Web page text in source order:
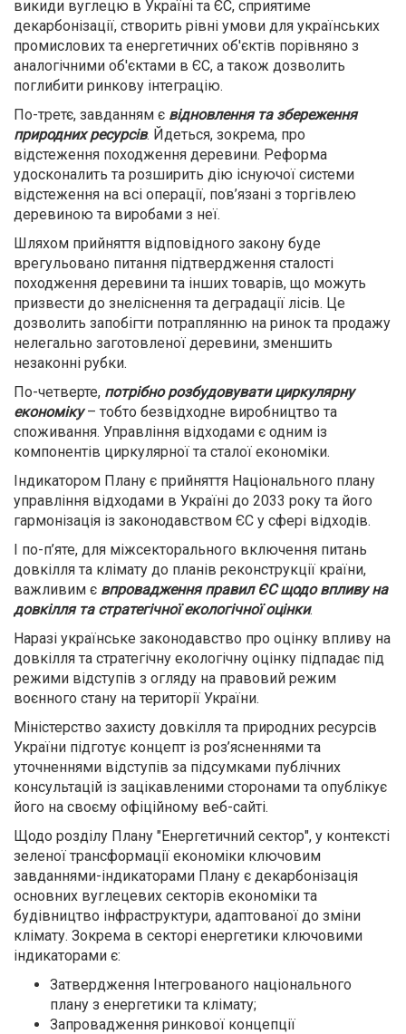
викиди вуглецю в Україні та ЄС, сприятиме
декарбонізації, створить рівні умови для українських
промислових та енергетичних об'єктів порівняно з
аналогічними об'єктами в ЄС, а також дозволить
поглибити ринкову інтеграцію.
По-третє, завданням є відновлення та збереження
природних ресурсів. Йдеться, зокрема, про
відстеження походження деревини. Реформа
удосконалить та розширить дію існуючої системи
відстеження на всі операції, пов’язані з торгівлею
деревиною та виробами з неї.
Шляхом прийняття відповідного закону буде
врегульовано питання підтвердження сталості
походження деревини та інших товарів, що можуть
призвести до знеліснення та деградації лісів. Це
дозволить запобігти потраплянню на ринок та продажу
нелегально заготовленої деревини, зменшить
незаконні рубки.
По-четверте, потрібно розбудовувати циркулярну
економіку– тобто безвідходне виробництво та
споживання. Управління відходами є одним із
компонентів циркулярної та сталої економіки.
Індикатором Плану є прийняття Національного плану
управління відходами в Україні до 2033 року та його
гармонізація із законодавством ЄС у сфері відходів.
І по-п’яте, для міжсекторального включення питань
довкілля та клімату до планів реконструкції країни,
важливим є впровадження правил ЄС щодо впливу на
довкілля та стратегічної екологічної оцінки.
Наразі українське законодавство про оцінку впливу на
довкілля та стратегічну екологічну оцінку підпадає під
режими відступів з огляду на правовий режим
воєнного стану на території України.
Міністерство захисту довкілля та природних ресурсів
України підготує концепт із роз’ясненнями та
уточненнями відступів за підсумками публічних
консультацій із зацікавленими сторонами та опублікує
його на своєму офіційному веб-сайті.
Щодо розділу Плану "Енергетичний сектор", у контексті
зеленої трансформації економіки ключовим
завданнями-індикаторами Плану є декарбонізація
основних вуглецевих секторів економіки та
будівництво інфраструктури, адаптованої до зміни
клімату. Зокрема в секторі енергетики ключовими
індикаторами є:
Затвердження Інтегрованого національного
плану з енергетики та клімату;
Запровадження ринкової концепції